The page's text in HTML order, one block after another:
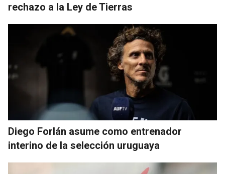
rechazo a la Ley de Tierras
Diego Forlán asume como entrenador
interino de la selección uruguaya